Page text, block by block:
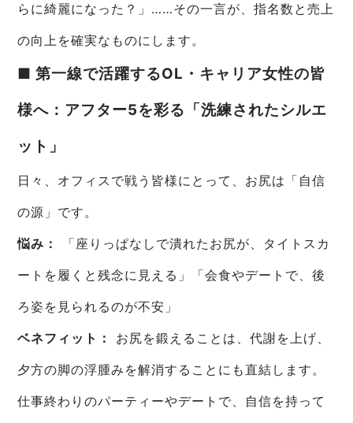
らに綺麗になった？」……その一言が、指名数と売上
の向上を確実なものにします。
■ 第一線で活躍するOL・キャリア女性の皆
様へ：アフター5を彩る「洗練されたシルエ
ット」
日々、オフィスで戦う皆様にとって、お尻は「自信
の源」です。
悩み：
「座りっぱなしで潰れたお尻が、タイトスカ
ートを履くと残念に見える」「会食やデートで、後
ろ姿を見られるのが不安」
ベネフィット：
お尻を鍛えることは、代謝を上げ、
夕方の脚の浮腫みを解消することにも直結します。
仕事終わりのパーティーやデートで、自信を持って